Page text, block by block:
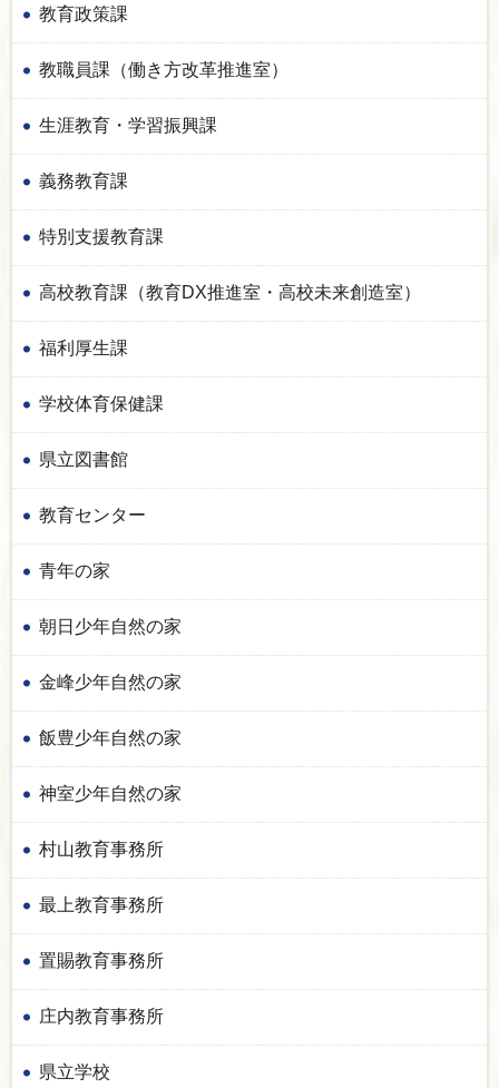
教育政策課
教職員課（働き方改革推進室）
生涯教育・学習振興課
義務教育課
特別支援教育課
高校教育課（教育DX推進室・高校未来創造室）
福利厚生課
学校体育保健課
県立図書館
教育センター
青年の家
朝日少年自然の家
金峰少年自然の家
飯豊少年自然の家
神室少年自然の家
村山教育事務所
最上教育事務所
置賜教育事務所
庄内教育事務所
県立学校